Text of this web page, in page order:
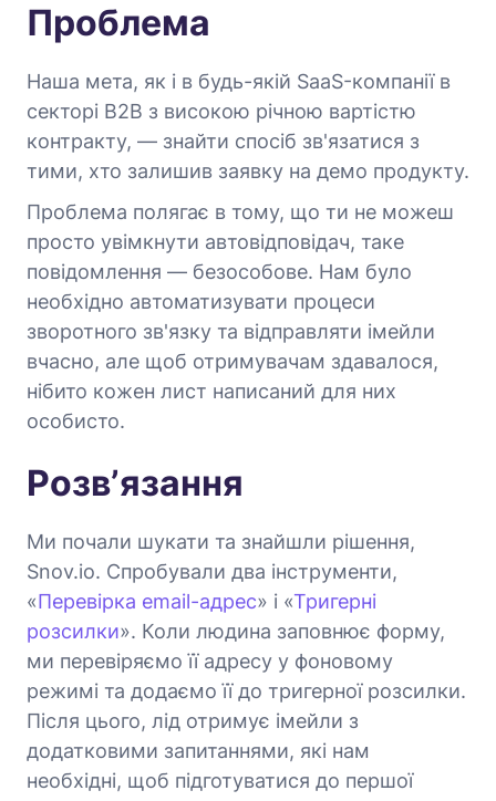
Проблема
Наша мета, як і в будь-якій SaaS-компанії в
секторі B2B з високою річною вартістю
контракту, — знайти спосіб зв'язатися з
тими, хто залишив заявку на демо продукту.
Проблема полягає в тому, що ти не можеш
просто увімкнути автовідповідач, таке
повідомлення — безособове. Нам було
необхідно автоматизувати процеси
зворотного зв'язку та відправляти імейли
вчасно, але щоб отримувачам здавалося,
нібито кожен лист написаний для них
особисто.
Розвʼязання
Ми почали шукати та знайшли рішення,
Snov.io. Спробували два інструменти,
«Перевірка email-адрес» і «Тригерні
розсилки». Коли людина заповнює форму,
ми перевіряємо її адресу у фоновому
режимі та додаємо її до тригерної розсилки.
Після цього, лід отримує імейли з
додатковими запитаннями, які нам
необхідні, щоб підготуватися до першої